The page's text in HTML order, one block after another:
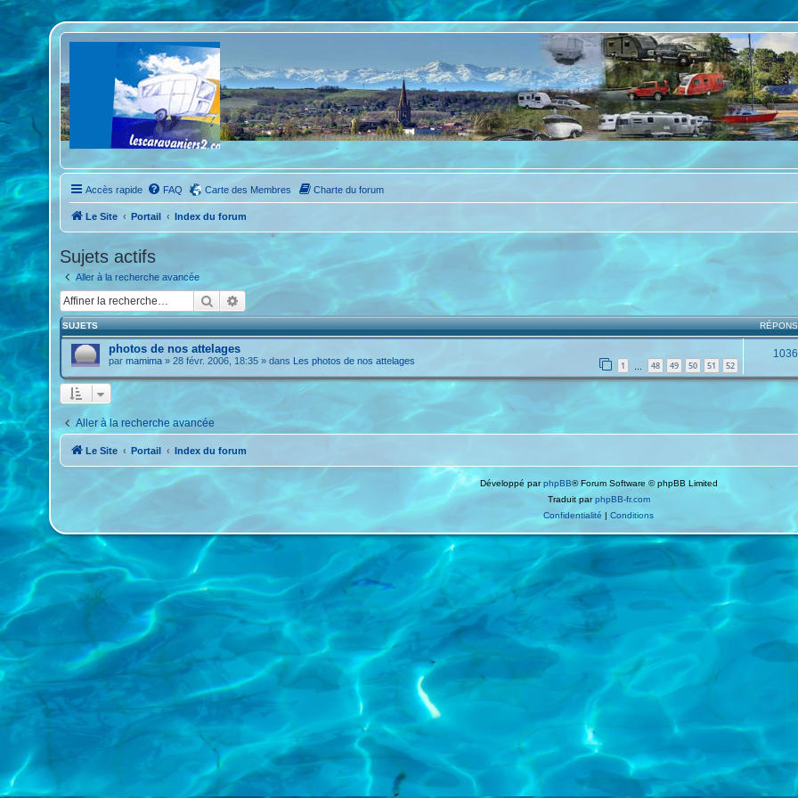
Accès rapide FAQ Carte des Membres Charte du forum
Le Site Portail Index du forum
Sujets actifs
Aller à la recherche avancée
RechercherRecherche avancée
SUJETS
photos de nos attelages
parmamima »28 févr. 2006, 18:35 » dans Les photos de nos attelages 1 48 49 50 51 52
1036
Aller à la recherche avancée
Le Site Portail Index du forum
Développé parphpBB® Forum Software © phpBB Limited
Traduit parphpBB-fr.com
Confidentialité | Conditions